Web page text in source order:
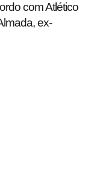
com Atlético
ex-